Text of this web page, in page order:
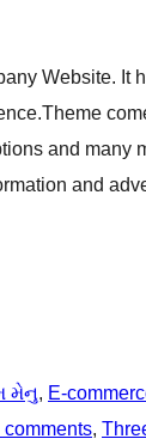
Website. It
and many
and
મેનુ, E-
,